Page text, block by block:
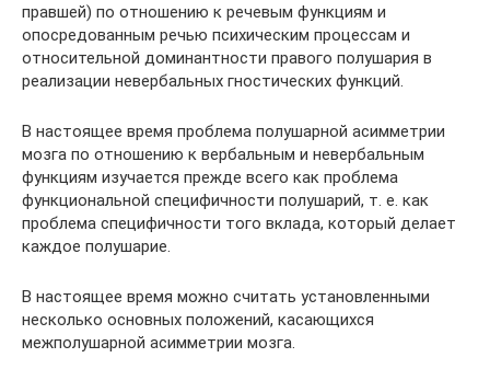
правшей) по отношению к речевым функциям и
опосредованным речью психическим процессам и
относительной доминантности правого полушария в
реализации невербальных гностических функций.
В настоящее время проблема полушарной асимметрии
мозга по отношению к вербальным и невербальным
функциям изучается прежде всего как проблема
функциональной специфичности полушарий, т. е. как
проблема специфичности того вклада, который делает
каждое полушарие.
В настоящее время можно считать установленными
несколько основных положений, касающихся
межполушарной асимметрии мозга.